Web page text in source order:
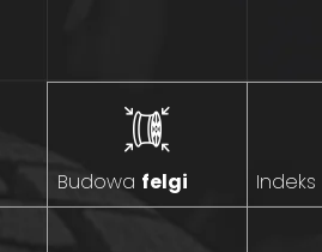
Budowa felgi Indeks